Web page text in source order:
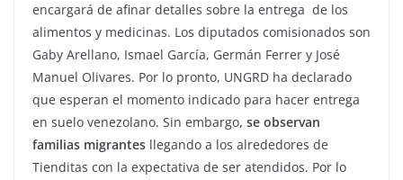
encargará de afinar detalles sobre la entrega de los
alimentos y medicinas. Los diputados comisionados son
Gaby Arellano, Ismael García, Germán Ferrer y José
Manuel Olivares. Por lo pronto, UNGRD ha declarado
que esperan el momento indicado para hacer entrega
en suelo venezolano. Sin embargo, se observan
familias migrantes llegando a los alrededores de
Tienditas con la expectativa de ser atendidos. Por lo